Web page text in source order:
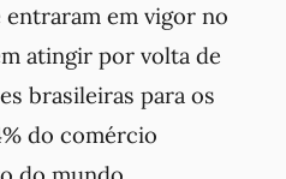
entraram em vigor no
atingir por volta de
brasileiras para os
do comércio